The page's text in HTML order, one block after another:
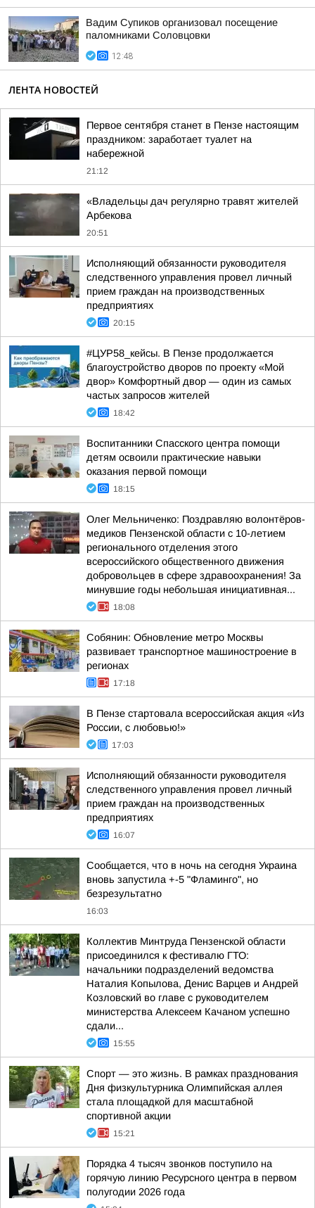
Вадим Супиков организовал посещение
паломниками Соловцовки
12:48
ЛЕНТА НОВОСТЕЙ
Первое сентября станет в Пензе настоящим
праздником: заработает туалет на
набережной
21:12
«Владельцы дач регулярно травят жителей
Арбекова
20:51
Исполняющий обязанности руководителя
следственного управления провел личный
прием граждан на производственных
предприятиях
20:15
#ЦУР58_кейсы. В Пензе продолжается
благоустройство дворов по проекту «Мой
двор» Комфортный двор — один из самых
частых запросов жителей
18:42
Воспитанники Спасского центра помощи
детям освоили практические навыки
оказания первой помощи
18:15
Олег Мельниченко: Поздравляю волонтёров-
медиков Пензенской области с 10-летием
регионального отделения этого
всероссийского общественного движения
добровольцев в сфере здравоохранения! За
минувшие годы небольшая инициативная...
18:08
Собянин: Обновление метро Москвы
развивает транспортное машиностроение в
регионах
17:18
В Пензе стартовала всероссийская акция «Из
России, с любовью!»
17:03
Исполняющий обязанности руководителя
следственного управления провел личный
прием граждан на производственных
предприятиях
16:07
Сообщается, что в ночь на сегодня Украина
вновь запустила +-5 "Фламинго", но
безрезультатно
16:03
Коллектив Минтруда Пензенской области
присоединился к фестивалю ГТО:
начальники подразделений ведомства
Наталия Копылова, Денис Варцев и Андрей
Козловский во главе с руководителем
министерства Алексеем Качаном успешно
сдали...
15:55
Спорт — это жизнь. В рамках празднования
Дня физкультурника Олимпийская аллея
стала площадкой для масштабной
спортивной акции
15:21
Порядка 4 тысяч звонков поступило на
горячую линию Ресурсного центра в первом
полугодии 2026 года